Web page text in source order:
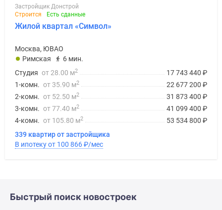
Застройщик Донстрой
Строится
Есть сданные
Жилой квартал «Символ»
Москва, ЮВАО
Римская
6 мин.
17 743 440 ₽
Студия от 28.00 м2
22 677 200 ₽
1-комн. от 35.90 м2
31 873 400 ₽
2-комн. от 52.50 м2
41 099 400 ₽
3-комн. от 77.40 м2
53 534 800 ₽
4-комн. от 105.80 м2
339 квартир от застройщика
В ипотеку от 100 866₽/мес
Быстрый поиск новостроек